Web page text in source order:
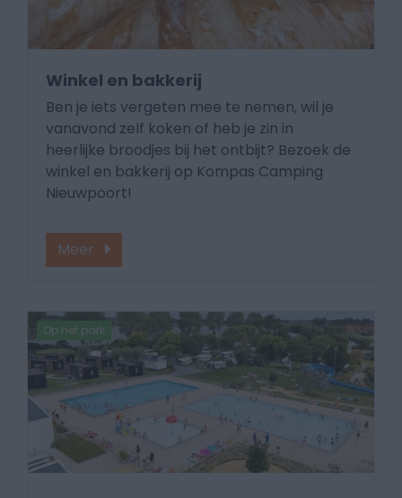
Winkel en bakkerij
Ben je iets vergeten mee te nemen, wil je
vanavond zelf koken of heb je zin in
heerlijke broodjes bij het ontbijt? Bezoek de
winkel en bakkerij op Kompas Camping
Nieuwpoort!
Meer
Op het park